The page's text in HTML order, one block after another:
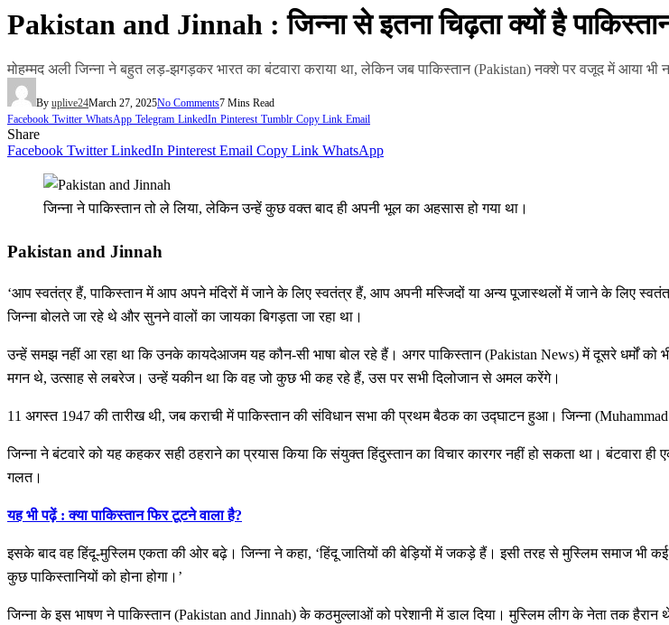
Pakistan and Jinnah : जिन्ना से इतना चिढ़ता क्यों है
मोहम्मद अली जिन्ना ने बहुत लड़-झगड़कर भारत का बंटवारा कराया था, लेकिन जब पाकिस्तान (Pakistan) नक्शे पर वजूद में आया भी
By uplive24March 27, 2025No Comments7 Mins Read
Facebook Twitter WhatsApp Telegram LinkedIn Pinterest Tumblr Copy Link Email
Share
Facebook Twitter LinkedIn Pinterest Email Copy Link WhatsApp
जिन्ना ने पाकिस्तान तो ले लिया, लेकिन उन्हें कुछ वक्त बाद ही अपनी भूल का अहसास हो गया था।
Pakistan and Jinnah
‘आप स्वतंत्र हैं, पाकिस्तान में आप अपने मंदिरों में जाने के लिए स्वतंत्र हैं, आप अपनी मस्जिदों या अन्य पूजास्थलों में जाने के लिए
जिन्ना बोलते जा रहे थे और सुनने वालों का जायका बिगड़ता जा रहा था।
उन्हें समझ नहीं आ रहा था कि उनके कायदेआजम यह कौन-सी भाषा बोल रहे हैं। अगर पाकिस्तान (Pakistan News) में दूसरे धर्मों
मगन थे, उत्साह से लबरेज। उन्हें यकीन था कि वह जो कुछ भी कह रहे हैं, उस पर सभी दिलोजान से अमल करेंगे।
11 अगस्त 1947 की तारीख थी, जब कराची में पाकिस्तान की संविधान सभा की प्रथम बैठक का उद्घाटन हुआ। जिन्ना
जिन्ना ने बंटवारे को यह कहकर सही ठहराने का प्रयास किया कि संयुक्त हिंदुस्तान का विचार कारगर नहीं हो सकता था। बंटवारा
गलत।
यह भी पढ़ें : क्या पाकिस्तान फिर टूटने वाला है?
इसके बाद वह हिंदू-मुस्लिम एकता की ओर बढ़े। जिन्ना ने कहा, ‘हिंदू जातियों की बेड़ियों में जकड़े हैं। इसी तरह से मुस्लिम समाज भी
कुछ पाकिस्तानियों को होना होगा।’
जिन्ना के इस भाषण ने पाकिस्तान (Pakistan and Jinnah) के कठमुल्लाओं को परेशानी में डाल दिया। मुस्लिम लीग के नेता तक